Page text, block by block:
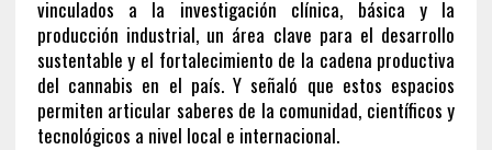
vinculados a la investigación clínica, básica y la
producción industrial, un área clave para el desarrollo
sustentable y el fortalecimiento de la cadena productiva
del cannabis en el país. Y señaló que estos espacios
permiten articular saberes de la comunidad, científicos y
tecnológicos a nivel local e internacional.